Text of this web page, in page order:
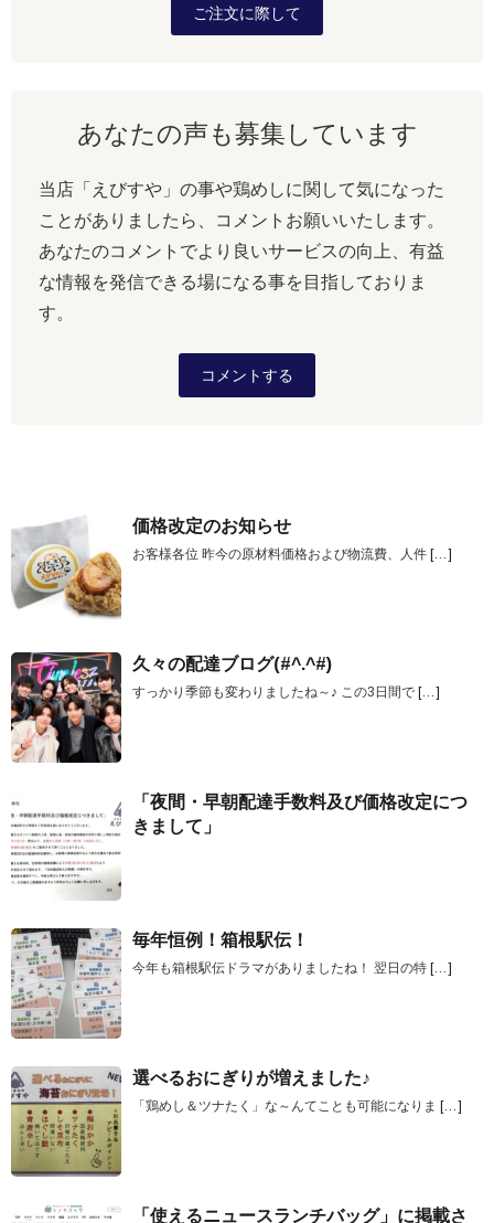
ご注文に際して
あなたの声も募集しています
当店「えびすや」の事や鶏めしに関して気になった
ことがありましたら、コメントお願いいたします。
あなたのコメントでより良いサービスの向上、有益
な情報を発信できる場になる事を目指しておりま
す。
コメントする
価格改定のお知らせ
お客様各位 昨今の原材料価格および物流費、人件 […]
久々の配達ブログ(#^.^#)
すっかり季節も変わりましたね～♪ この3日間で […]
「夜間・早朝配達手数料及び価格改定につ
きまして」
毎年恒例！箱根駅伝！
今年も箱根駅伝ドラマがありましたね！ 翌日の特 […]
選べるおにぎりが増えました♪
「鶏めし＆ツナたく」な～んてことも可能になりま […]
「使えるニュースランチバッグ」に掲載さ